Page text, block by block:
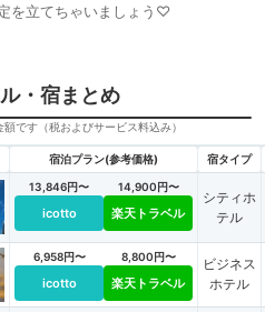
を立てちゃいましょう♡
・宿まとめ
です（税およびサービス料込み）
宿泊プラン(参考価格) 宿タイプ
13,846円〜
icotto
14,900円〜
楽天トラベル
シティホ
テル
6,958円〜
icotto
8,800円〜
楽天トラベル
ビジネス
ホテル